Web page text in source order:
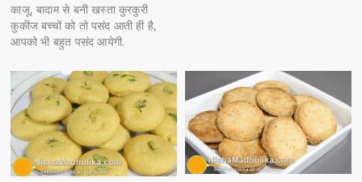
काजू, बादाम से बनी खस्ता कुरकुरी
कुकीज बच्चों को तो पसंद आती ही है,
आपको भी बहुत पसंद आयेगी.